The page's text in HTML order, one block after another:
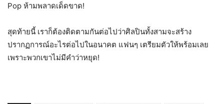
Pop ห้ามพลาดเด็ดขาด!
สุดท้ายนี้ เราก็ต้องติดตามกันต่อไปว่าศิลปินทั้งสามจะสร้าง
ปรากฏการณ์อะไรต่อไปในอนาคต แฟนๆ เตรียมตัวให้พร้อมเลย
เพราะพวกเขาไม่มีคำว่าหยุด!